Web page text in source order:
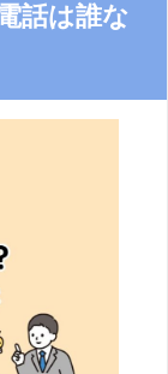
話は誰な